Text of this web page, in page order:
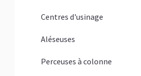
Centres d'usinage
Aléseuses
Perceuses à colonne